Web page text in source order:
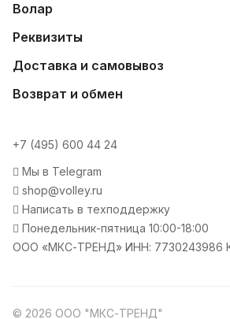
Волар
Реквизиты
Доставка и самовывоз
Возврат и обмен
+7 (495) 600 44 24
Мы в Telegram
shop@volley.ru
Написать в техподдержку
Понедельник-пятница 10:00-18:00
ООО «МКС-ТРЕНД» ИНН: 7730243986
© 2026 ООО "МКС-ТРЕНД"